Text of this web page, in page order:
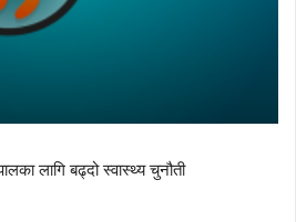
लागि बढ्दो स्वास्थ्य चुनौती